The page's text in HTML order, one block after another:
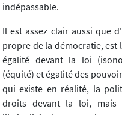
indépassable.
Il est assez clair aussi que
propre de la démocratie,
égalité devant la loi
(équité) et égalité des
qui existe en réalité, la
droits devant la loi, mais